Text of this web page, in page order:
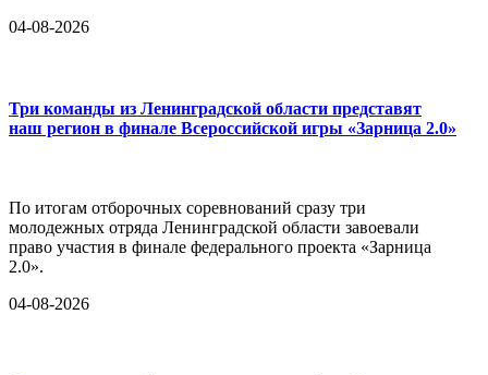
04-08-2026
Три команды из Ленинградской области представят
наш регион в финале Всероссийской игры «Зарница 2.0»
По итогам отборочных соревнований сразу три
молодежных отряда Ленинградской области завоевали
право участия в финале федерального проекта «Зарница
2.0».
04-08-2026